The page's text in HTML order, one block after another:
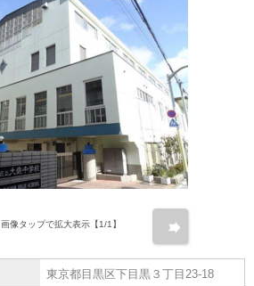
画像タップで拡大表示【1/1】
東京都目黒区下目黒３丁目23-18